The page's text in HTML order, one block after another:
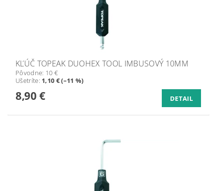
KĽÚČ TOPEAK DUOHEX TOOL IMBUSOVÝ 10MM
Pôvodne: 10 €
Ušetríte: 1,10 € (–11 %)
8,90 € DETAIL